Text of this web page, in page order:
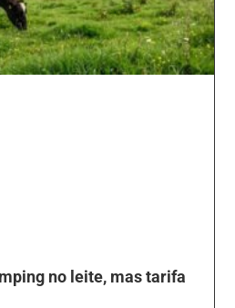
no leite, mas tarifa